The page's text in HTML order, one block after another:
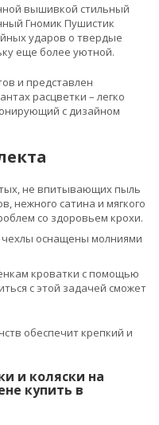
вышивкой стильный
Гномик Пушистик
ударов о твердые
еще более уютной.
и представлен
расцветки – легко
с дизайном
не впитывающих пыль
нежного сатина и мягкого
со здоровьем крохи.
чехлы оснащены молниями
кроватки с помощью
с этой задачей сможет
обеспечит крепкий и
и коляски на
купить в